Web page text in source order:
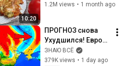
10:20
секрет! Бабушка
1.2M views • 1 month ago
ПРОГНОЗ снова
Ухудшился! Европу
и Россию ждут
резкие перемены.
ЗНАЮ ВСЁ
379K views • 1 day ago